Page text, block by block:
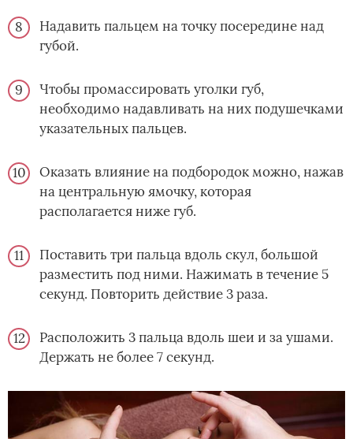
Надавить пальцем на точку посередине над
губой.
Чтобы промассировать уголки губ,
необходимо надавливать на них подушечками
указательных пальцев.
Оказать влияние на подбородок можно, нажав
на центральную ямочку, которая
располагается ниже губ.
Поставить три пальца вдоль скул, большой
разместить под ними. Нажимать в течение 5
секунд. Повторить действие 3 раза.
Расположить 3 пальца вдоль шеи и за ушами.
Держать не более 7 секунд.